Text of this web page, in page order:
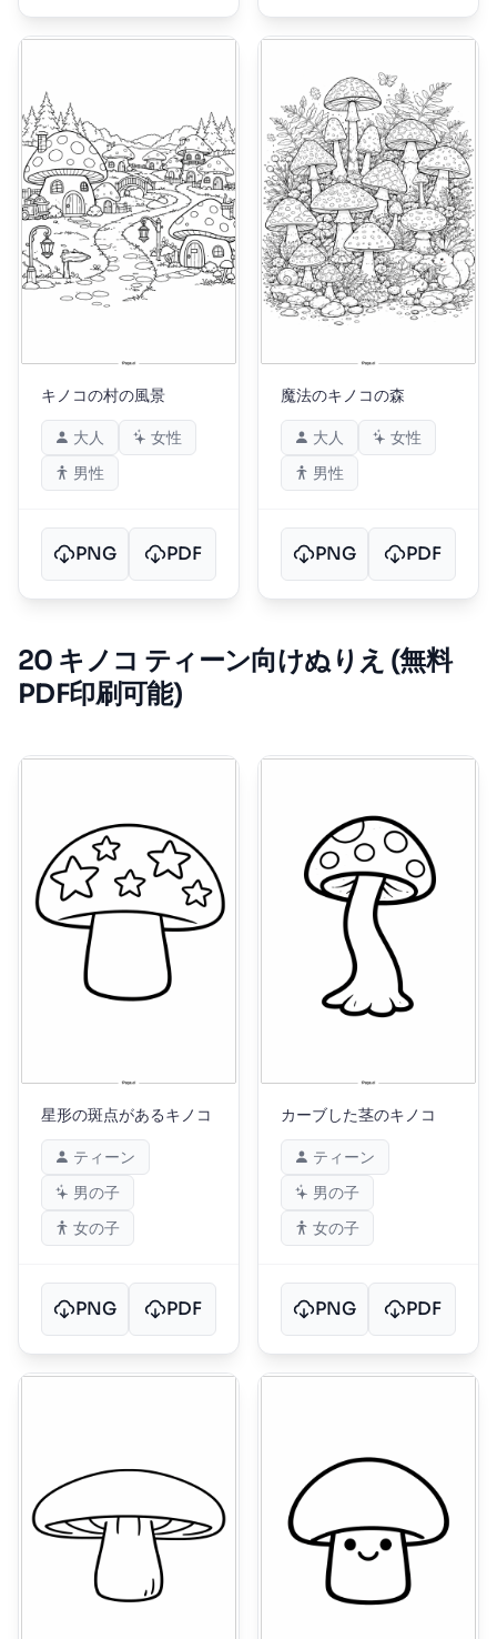
キノコの村の風景
大人
女性
男性
PNG PDF
魔法のキノコの森
大人
女性
男性
PNG PDF
20 キノコ ティーン向けぬりえ (無料
PDF印刷可能)
星形の斑点があるキノコ
ティーン
男の子
女の子
PNG PDF
カーブした茎のキノコ
ティーン
男の子
女の子
PNG PDF